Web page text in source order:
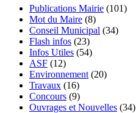
Publications Mairie (101)
Mot du Maire (8)
Conseil Municipal (34)
Flash infos (23)
Infos Utiles (54)
ASF (12)
Environnement (20)
Travaux (16)
Concours (9)
Ouvrages et Nouvelles (34)